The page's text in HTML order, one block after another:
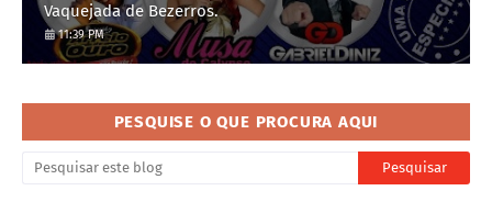
Vaquejada de Bezerros.
11:39 PM
PESQUISE O QUE PROCURA AQUI